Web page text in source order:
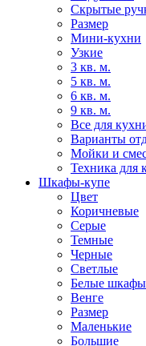
Скрытые
Размер
Мини-кухни
Узкие
3 кв. м.
5 кв. м.
6 кв. м.
9 кв. м.
Все для
Варианты
Мойки и
Техника для
Шкафы-купе
Цвет
Коричневые
Серые
Темные
Черные
Светлые
Белые
Венге
Размер
Маленькие
Большие